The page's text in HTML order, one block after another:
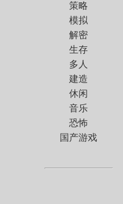
策略
模拟
解密
生存
多人
建造
休闲
音乐
恐怖
国产游戏